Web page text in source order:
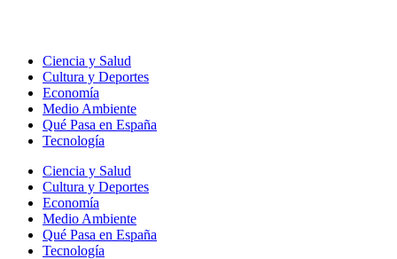
Ciencia y Salud
Cultura y Deportes
Economía
Medio Ambiente
Qué Pasa en España
Tecnología
Ciencia y Salud
Cultura y Deportes
Economía
Medio Ambiente
Qué Pasa en España
Tecnología